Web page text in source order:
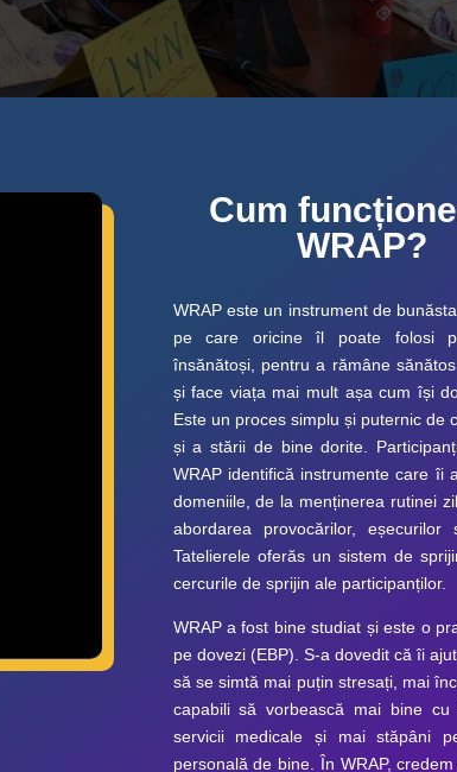
Cum
WRAP?
WRAP este un instrument de
pe care oricine îl poate folosi
însănătoși, pentru a rămâne
și face viața mai mult așa cum își
Este un proces simplu și puternic de
și a stării de bine dorite.
WRAP identifică instrumente care îi
domeniile, de la menținerea rutinei
abordarea provocărilor, eșecurilor
Tatelierele oferăsun sistem de
cercurile de sprijin ale participanților.
WRAP a fost bine studiat și este o
pe dovezi (EBP). S-a dovedit că îi
să se simtă mai puțin stresați, mai
capabili să vorbească mai bine cu
servicii medicale și mai stăpâni
personală de bine. În WRAP,